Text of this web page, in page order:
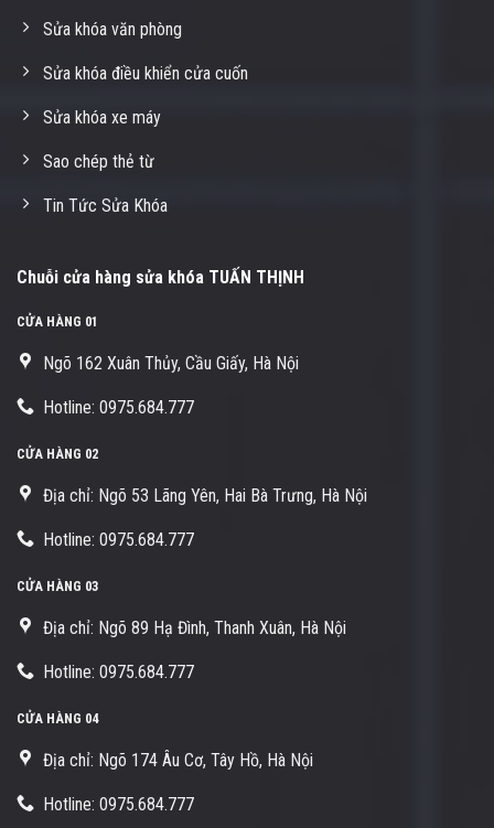
Sửa khóa văn phòng
Sửa khóa điều khiển cửa cuốn
Sửa khóa xe máy
Sao chép thẻ từ
Tin Tức Sửa Khóa
Chuỗi cửa hàng sửa khóa TUẤN THỊNH
CỬA HÀNG 01
Ngõ 162 Xuân Thủy, Cầu Giấy, Hà Nội
Hotline: 0975.684.777
CỬA HÀNG 02
Địa chỉ: Ngõ 53 Lãng Yên, Hai Bà Trưng, Hà Nội
Hotline: 0975.684.777
CỬA HÀNG 03
Địa chỉ: Ngõ 89 Hạ Đình, Thanh Xuân, Hà Nội
Hotline: 0975.684.777
CỬA HÀNG 04
Địa chỉ: Ngõ 174 Âu Cơ, Tây Hồ, Hà Nội
Hotline: 0975.684.777